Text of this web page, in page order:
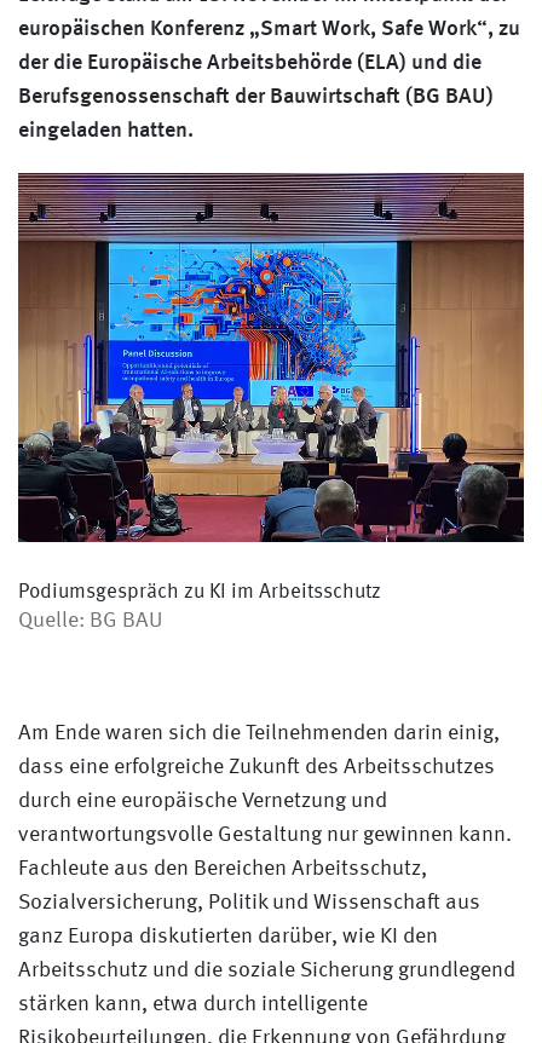
europäischen Konferenz „Smart Work, Safe Work“, zu
der die Europäische Arbeitsbehörde (ELA) und die
Berufsgenossenschaft der Bauwirtschaft (BG BAU)
eingeladen hatten.
Podiumsgespräch zu KI im Arbeitsschutz
Quelle: BG BAU
Am Ende waren sich die Teilnehmenden darin einig,
dass eine erfolgreiche Zukunft des Arbeitsschutzes
durch eine europäische Vernetzung und
verantwortungsvolle Gestaltung nur gewinnen kann.
Fachleute aus den Bereichen Arbeitsschutz,
Sozialversicherung, Politik und Wissenschaft aus
ganz Europa diskutierten darüber, wie KI den
Arbeitsschutz und die soziale Sicherung grundlegend
stärken kann, etwa durch intelligente
Risikobeurteilungen, die Erkennung von Gefährdung